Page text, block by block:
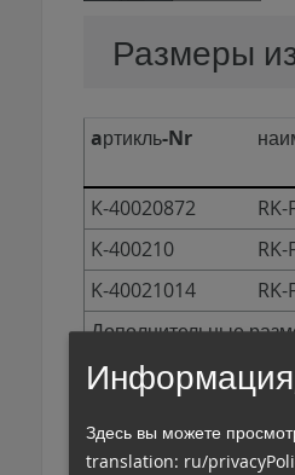
Размеры
aртикль-Nr
K-40020872
K-400210
K-40021014
Дополнительные
Здесь вы можете
translation: ru/